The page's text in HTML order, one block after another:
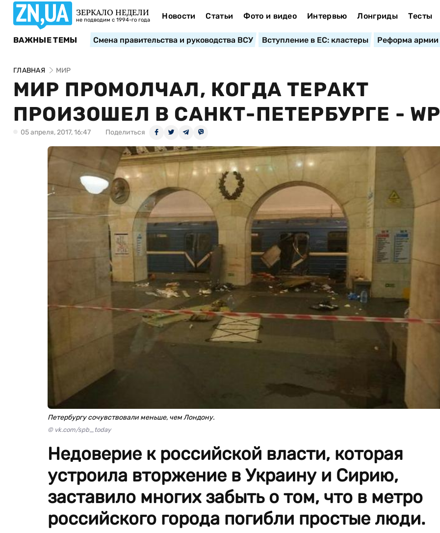
ЗЕРКАЛО НЕДЕЛИ
не подводим с 1994-го года Новости Статьи Фото и видео Интервью Лонгриды Тесты
ВАЖНЫЕ ТЕМЫ Смена правительства и руководства ВСУ Вступление в ЕС: кластеры Реформа армии
ГЛАВНАЯ МИР
МИР ПРОМОЛЧАЛ, КОГДА ТЕРАКТ
ПРОИЗОШЕЛ В САНКТ-ПЕТЕРБУРГЕ - WP
05 апреля, 2017, 16:47 Поделиться
Петербургу сочувствовали меньше, чем Лондону.
© vk.com/spb_today
Недоверие к российской власти, которая
устроила вторжение в Украину и Сирию,
заставило многих забыть о том, что в метро
российского города погибли простые люди.